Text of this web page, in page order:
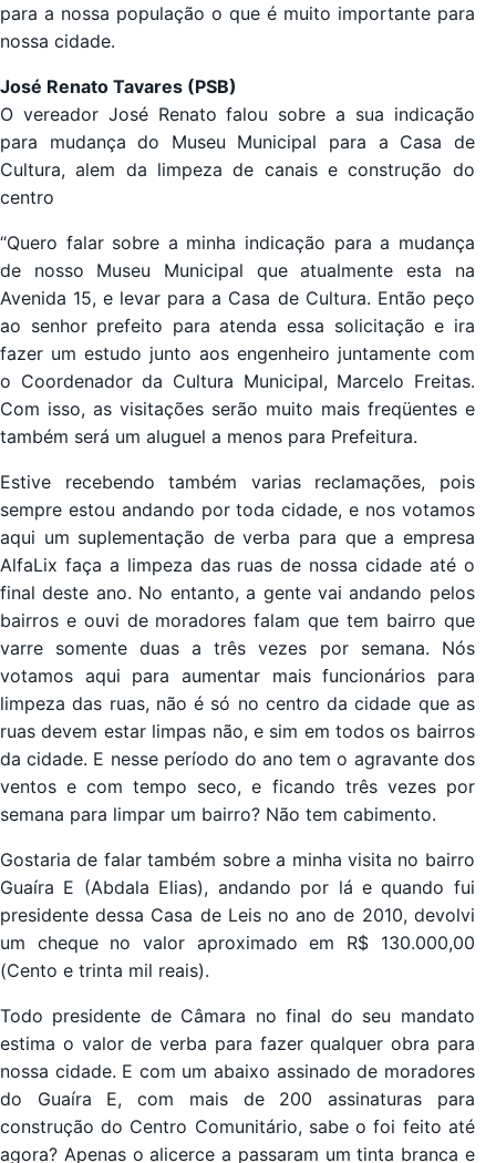
para a nossa população o que é muito importante para
nossa cidade.
José Renato Tavares (PSB)
O vereador José Renato falou sobre a sua indicação
para mudança do Museu Municipal para a Casa de
Cultura, alem da limpeza de canais e construção do
centro
“Quero falar sobre a minha indicação para a mudança
de nosso Museu Municipal que atualmente esta na
Avenida 15, e levar para a Casa de Cultura. Então peço
ao senhor prefeito para atenda essa solicitação e ira
fazer um estudo junto aos engenheiro juntamente com
o Coordenador da Cultura Municipal, Marcelo Freitas.
Com isso, as visitações serão muito mais freqüentes e
também será um aluguel a menos para Prefeitura.
Estive recebendo também varias reclamações, pois
sempre estou andando por toda cidade, e nos votamos
aqui um suplementação de verba para que a empresa
AlfaLix faça a limpeza das ruas de nossa cidade até o
final deste ano. No entanto, a gente vai andando pelos
bairros e ouvi de moradores falam que tem bairro que
varre somente duas a três vezes por semana. Nós
votamos aqui para aumentar mais funcionários para
limpeza das ruas, não é só no centro da cidade que as
ruas devem estar limpas não, e sim em todos os bairros
da cidade. E nesse período do ano tem o agravante dos
ventos e com tempo seco, e ficando três vezes por
semana para limpar um bairro? Não tem cabimento.
Gostaria de falar também sobre a minha visita no bairro
Guaíra E (Abdala Elias), andando por lá e quando fui
presidente dessa Casa de Leis no ano de 2010, devolvi
um cheque no valor aproximado em R$ 130.000,00
(Cento e trinta mil reais).
Todo presidente de Câmara no final do seu mandato
estima o valor de verba para fazer qualquer obra para
nossa cidade. E com um abaixo assinado de moradores
do Guaíra E, com mais de 200 assinaturas para
construção do Centro Comunitário, sabe o foi feito até
agora? Apenas o alicerce a passaram um tinta branca e